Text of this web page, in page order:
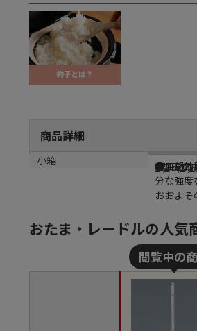
商品詳細
商品説明
●皿部外
分な強度
おおよ
メーカー品番
8795200
材質
18－8ス
小箱
1個（1
おたま・レードルの人気